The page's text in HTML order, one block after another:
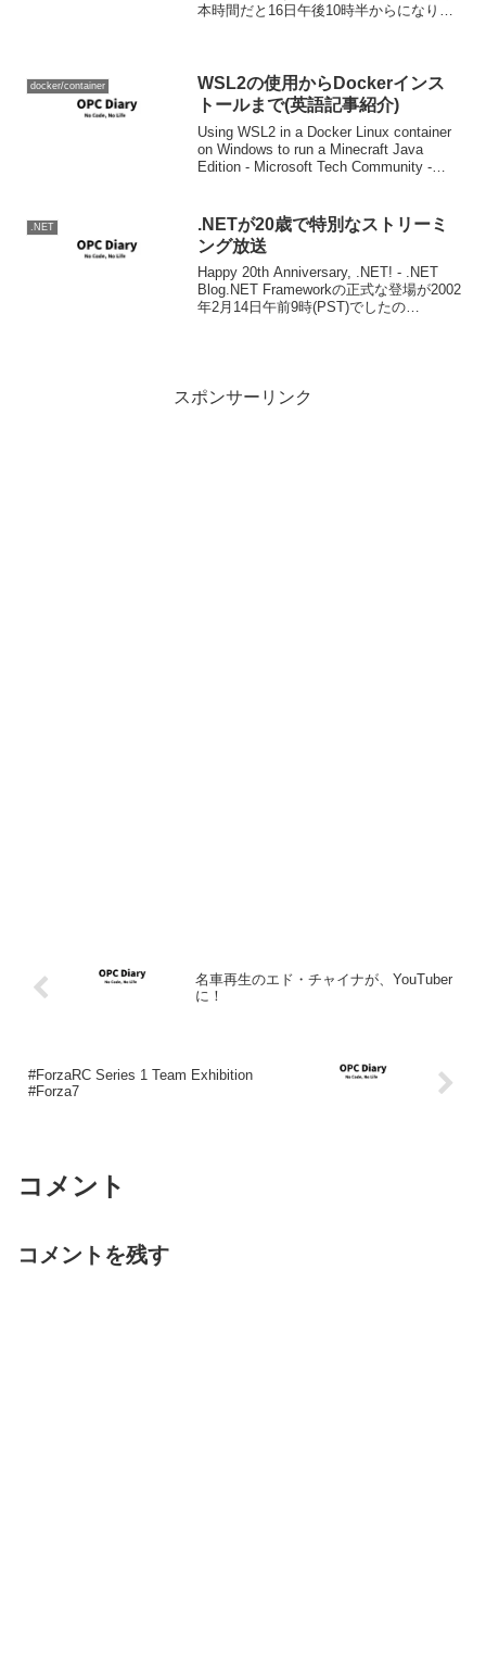
本時間だと16日午後10時半からになりま
docker/container
WSL2の使用からDockerインス
トールまで(英語記事紹介)
Using WSL2 in a Docker Linux container
on Windows to run a Minecraft Java
Edition - Microsoft Tech Community -
.NET
.NETが20歳で特別なストリーミ
ング放送
Happy 20th Anniversary, .NET! - .NET
Blog.NET Frameworkの正式な登場が2002
年2月14日午前9時(PST)でしたの
スポンサーリンク
名車再生のエド・チャイナが、YouTuber
に！
#ForzaRC Series 1 Team Exhibition
#Forza7
コメント
コメントを残す